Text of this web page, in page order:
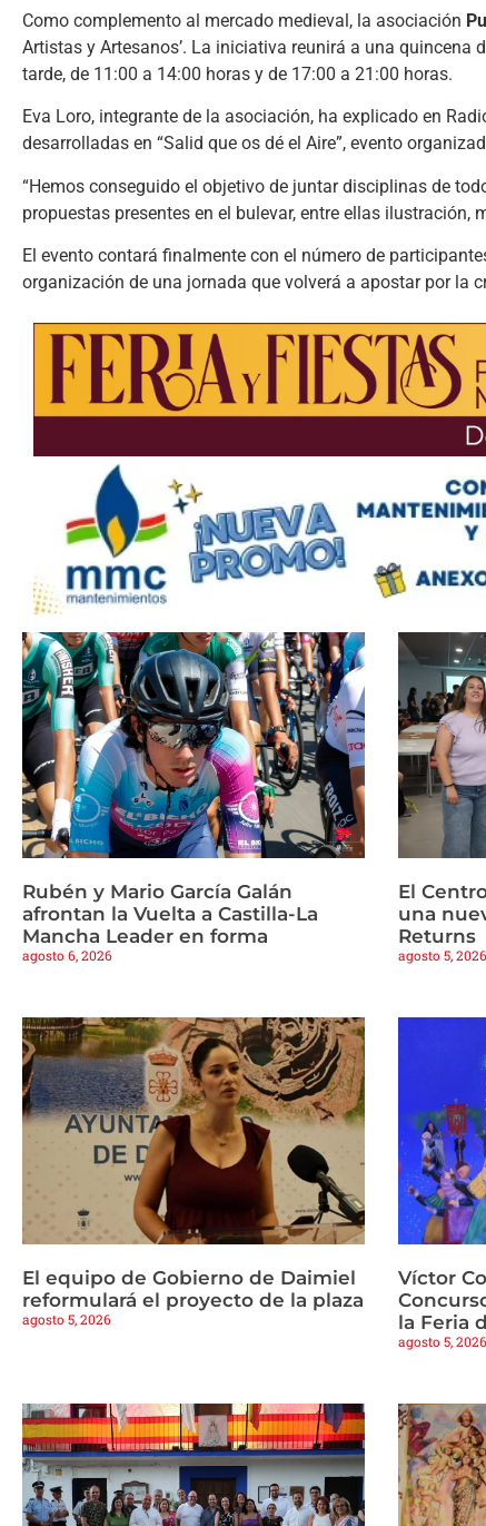
Como complemento al mercado medieval, la asociación
Artistas y Artesanos’. La iniciativa reunirá a una
tarde, de 11:00 a 14:00 horas y de 17:00 a 21:00 horas.
Eva Loro, integrante de la asociación, ha explicado en
desarrolladas en “Salid que os dé el Aire”, evento
“Hemos conseguido el objetivo de juntar disciplinas de
propuestas presentes en el bulevar, entre ellas
El evento contará finalmente con el número de
organización de una jornada que volverá a apostar por la
Rubén y Mario García Galán
afrontan la Vuelta a Castilla-La
Mancha Leader en forma
agosto 6, 2026
El
una
Returns
agosto 5, 2026
El equipo de Gobierno de Daimiel
reformulará el proyecto de la plaza
agosto 5, 2026
Víctor
la Feria
agosto 5, 2026